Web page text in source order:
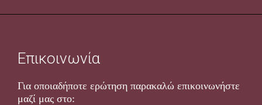
Επικοινωνία
Για οποιαδήποτε ερώτηση παρακαλώ επικοινωνήστε
μαζί μας στο: